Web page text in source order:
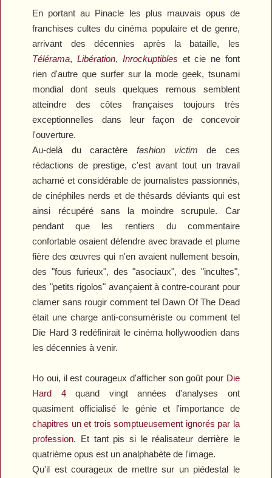
En portant au Pinacle les plus mauvais opus de
franchises cultes du cinéma populaire et de genre,
arrivant des décennies après la bataille, les
Télérama,Libération, Inrockuptibles et cie ne font
rien d'autre que surfer sur la mode geek, tsunami
mondial dont seuls quelques remous semblent
atteindre des côtes françaises toujours très
exceptionnelles dans leur façon de concevoir
l'ouverture.
Au-delà du caractère fashion victim de ces
rédactions de prestige, c'est avant tout un travail
acharné et considérable de journalistes passionnés,
de cinéphiles nerds et de thésards déviants qui est
ainsi récupéré sans la moindre scrupule. Car
pendant que les rentiers du commentaire
confortable osaient défendre avec bravade et plume
fière des œuvres qui n'en avaient nullement besoin,
des "fous furieux", des "asociaux", des "incultes",
des "petits rigolos" avançaient à contre-courant pour
clamer sans rougir comment tel Dawn Of The Dead
était une charge anti-consumériste ou comment tel
Die Hard 3 redéfinirait le cinéma hollywoodien dans
les décennies à venir.
Ho oui, il est courageux d'afficher son goût pour Die
Hard 4quand vingt années d'analyses ont
quasiment officialisé le génie et l'importance de
chapitres un et trois somptueusement ignorés par la
profession. Et tant pis si le réalisateur derrière le
quatrième opus est un analphabète de l'image.
Qu'il est courageux de mettre sur un piédestal le